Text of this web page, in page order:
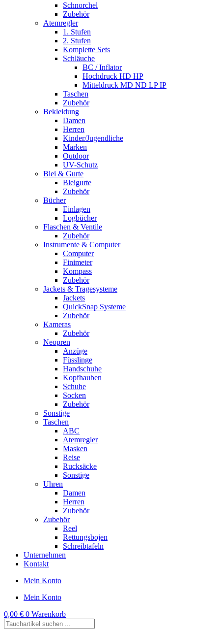
Schnorchel
Zubehör
Atemregler
1. Stufen
2. Stufen
Komplette Sets
Schläuche
BC / Inflator
Hochdruck HD HP
Mitteldruck MD ND LP IP
Taschen
Zubehör
Bekleidung
Damen
Herren
Kinder/Jugendliche
Marken
Outdoor
UV-Schutz
Blei & Gurte
Bleigurte
Zubehör
Bücher
Einlagen
Logbücher
Flaschen & Ventile
Zubehör
Instrumente & Computer
Computer
Finimeter
Kompass
Zubehör
Jackets & Tragesysteme
Jackets
QuickSnap Systeme
Zubehör
Kameras
Zubehör
Neopren
Anzüge
Füsslinge
Handschuhe
Kopfhauben
Schuhe
Socken
Zubehör
Sonstige
Taschen
ABC
Atemregler
Masken
Reise
Rucksäcke
Sonstige
Uhren
Damen
Herren
Zubehör
Zubehör
Reel
Rettungsbojen
Schreibtafeln
Unternehmen
Kontakt
Mein Konto
Mein Konto
0,00 € 0 Warenkorb
Products